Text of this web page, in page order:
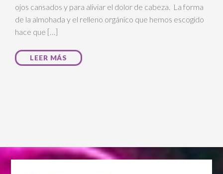
ojos cansados y para aliviar el dolor de cabeza. La forma
de la almohada y el relleno orgánico que hemos escogido
hace que […]
LEER MÁS